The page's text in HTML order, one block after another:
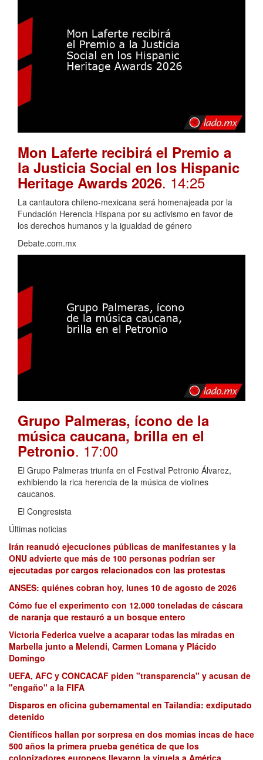
Mon Laferte recibirá el Premio a
la Justicia Social en los Hispanic
Heritage Awards 2026. 14:25
La cantautora chileno-mexicana será homenajeada por la
Fundación Herencia Hispana por su activismo en favor de
los derechos humanos y la igualdad de género
Debate.com.mx
Grupo Palmeras, ícono de la
música caucana, brilla en el
Petronio. 17:00
El Grupo Palmeras triunfa en el Festival Petronio Álvarez,
exhibiendo la rica herencia de la música de violines
caucanos.
El Congresista
Últimas noticias
Irán reanudó ejecuciones públicas de manifestantes y la
ONU advierte que más de 100 personas podrían ser
ejecutadas por cargos relacionados con las protestas
ANSES: quiénes cobran hoy, lunes 10 de agosto de 2026
Cómo fue el experimento con 12.000 toneladas de cáscara
de naranja que restauró a un bosque entero
Victoria Federica vuelve a acaparar todas las miradas en
Marbella junto a Melendi, Carmen Lomana y Plácido
Domingo
UEFA, AFC y CONCACAF piden "transparencia" y acusan de
"engaño" a la FIFA
Disparos en oficina gubernamental en Tailandia: exdiputado
detenido
Científicos hallan por sorpresa en dos momias incas de hace
500 años la primera prueba genética de que los